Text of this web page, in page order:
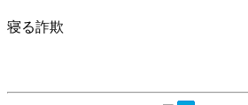
寝る詐欺